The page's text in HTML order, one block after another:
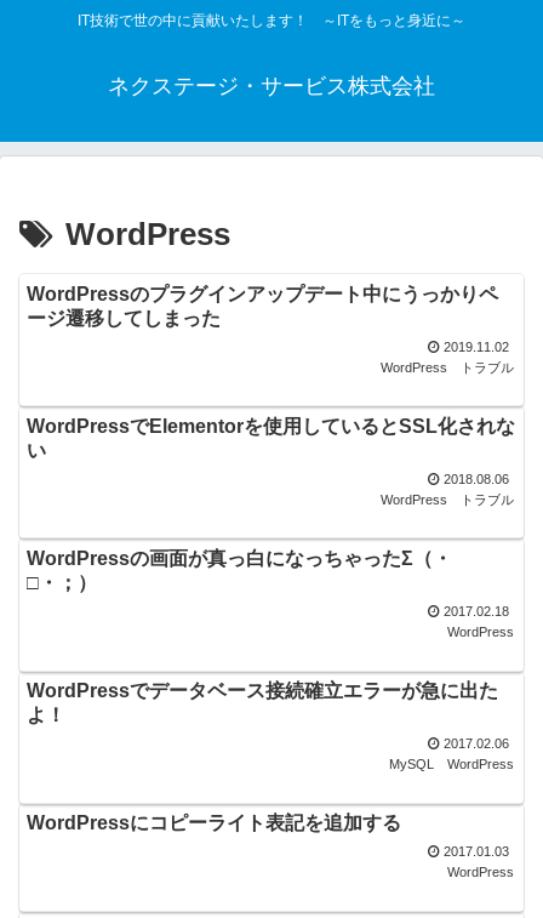
IT技術で世の中に貢献いたします！ ～ITをもっと身近に～
ネクステージ・サービス株式会社
WordPress
WordPressのプラグインアップデート中にうっかりペ
ージ遷移してしまった
2019.11.02
WordPress
トラブル
WordPressでElementorを使用しているとSSL化されな
い
2018.08.06
WordPress
トラブル
WordPressの画面が真っ白になっちゃったΣ（・
□・；）
2017.02.18
WordPress
WordPressでデータベース接続確立エラーが急に出た
よ！
2017.02.06
MySQL
WordPress
WordPressにコピーライト表記を追加する
2017.01.03
WordPress